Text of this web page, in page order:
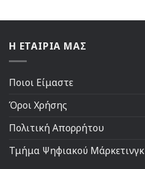
Η ΕΤΑΙΡΙΑ ΜΑΣ
Ποιοι Είμαστε
Όροι Χρήσης
Πολιτική Απορρήτου
Τμήμα Ψηφιακού Μάρκετινγκ